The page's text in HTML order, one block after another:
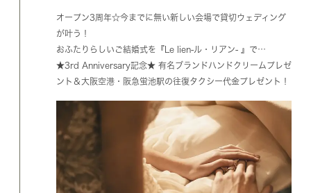
オープン3周年☆今までに無い新しい会場で貸切ウェディング
が叶う！
おふたりらしいご結婚式を『Le lien-ル・リアン- 』で…
★3rd Anniversary記念★ 有名ブランドハンドクリームプレゼ
ント＆大阪空港・阪急蛍池駅の往復タクシー代金プレゼント！